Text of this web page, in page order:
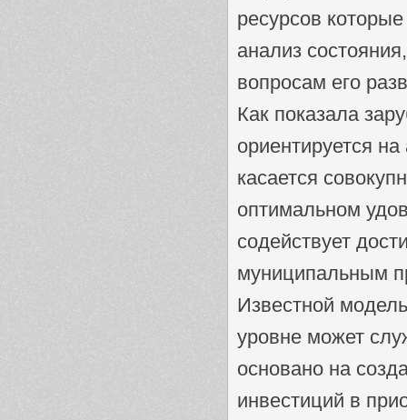
ресурсов
анализ
вопросам его
Как показала
ориентируется
касается
оптимальном
содействует
муниципальным
Известной
уровне может
основано на
инвестиций в